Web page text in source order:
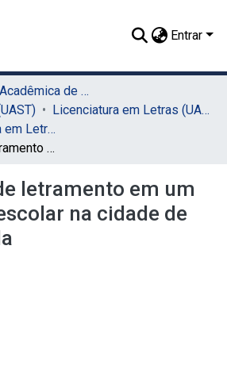
Entrar
03. Unidade Acadêmica de Serra Talhada (UAST)
Licenciatura em Letras (UAST)
TCC - Licenciatura em Letras (UAST)
As práticas de letramento em um espaço não escolar na cidade de Serra Talhada
letramento em um
na cidade de